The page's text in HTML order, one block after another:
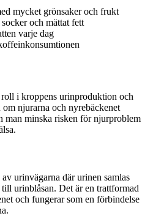
mycket grönsaker och frukt
och mättat fett
varje dag
i kroppens urinproduktion och
njurarna och nyrebäckenet
man minska risken för njurproblem
urinvägarna där urinen samlas
urinblåsan. Det är en trattformad
och fungerar som en förbindelse